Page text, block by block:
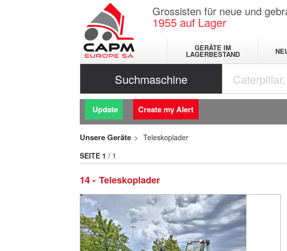
Grossisten für neue und
1955 auf Lager
GERÄTE IM
LAGERBESTAND
Suchmaschine
Update Create my Alert
Unsere Geräte Teleskoplader
14 Teleskoplader
SEITE 1 / 1